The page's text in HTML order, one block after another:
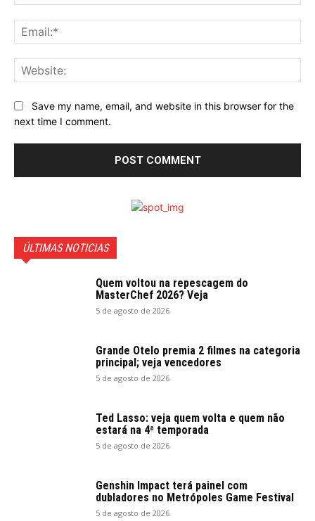
Save my name, email, and website in this browser for the
next time I comment.
ÚLTIMAS NOTICIAS
Quem voltou na repescagem do
MasterChef 2026? Veja
5 de agosto de 2026
Grande Otelo premia 2 filmes na categoria
principal; veja vencedores
5 de agosto de 2026
Ted Lasso: veja quem volta e quem não
estará na 4ª temporada
5 de agosto de 2026
Genshin Impact terá painel com
dubladores no Metrópoles Game Festival
5 de agosto de 2026